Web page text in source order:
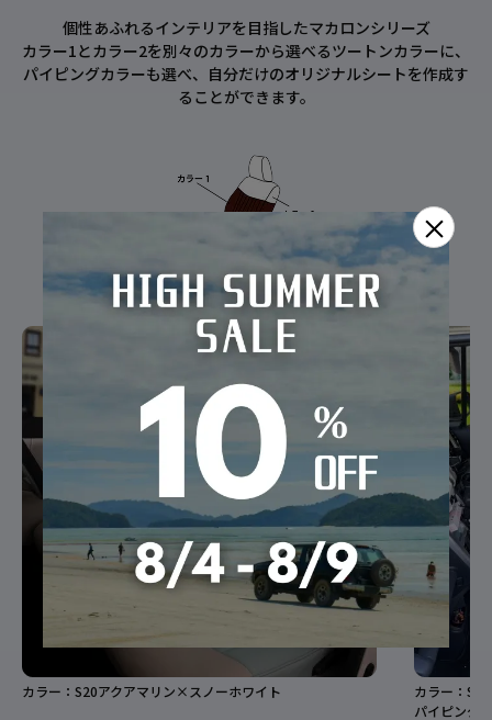
個性あふれるインテリアを目指したマカロンシリーズ
カラー1とカラー2を別々のカラーから選べるツートンカラーに、
パイピングカラーも選べ、自分だけのオリジナルシートを作成す
ることができます。
カラー：S20アクアマリン×スノーホワイト
カラー：
パイピング
×